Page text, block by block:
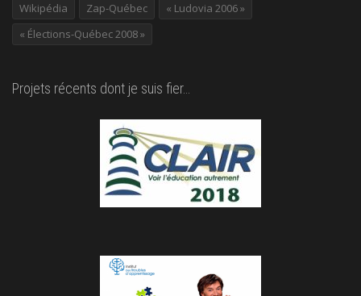
Wikipédia
Zap-Québec
« Ludovia 2006 »
« Élections-Québec 2008 »
Projets récents dont je suis fier…